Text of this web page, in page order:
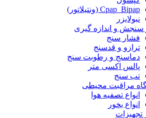
Cpap_Bipap (ونتیلاتور)
نبولایزر
سنجش و اندازه گیری
فشار سنج
ترازو و قدسنج
دماسنج و رطوبت سنج
پالس اکسی متر
تب سنج
مراقبت محیطی
انواع تصفیه هوا
انواع بخور
تجهیزات